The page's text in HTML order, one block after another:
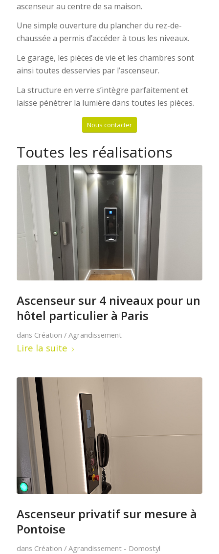
ascenseur au centre de sa maison.
Une simple ouverture du plancher du rez-de-
chaussée a permis d’accéder à tous les niveaux.
Le garage, les pièces de vie et les chambres sont
ainsi toutes desservies par l’ascenseur.
La structure en verre s’intègre parfaitement et
laisse pénètrer la lumière dans toutes les pièces.
Nous contacter
Toutes les réalisations
Ascenseur sur 4 niveaux pour un
hôtel particulier à Paris
dans Création / Agrandissement
Lire la suite
Ascenseur privatif sur mesure à
Pontoise
dans Création / Agrandissement - Domostyl